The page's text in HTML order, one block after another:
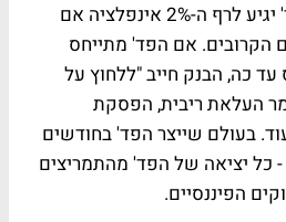
בסיטואציה הנוכחית, הפד' יגיע לרף ה-2% אינפלציה אם
הקרובים. אם הפד' מתייחס
כה, הבנק חייב "ללחוץ על
העלאת ריבית, הפסקת
בעולם שייצר הפד' בחודשים
- כל יציאה של הפד' מהתמריצים
הפיננסיים.